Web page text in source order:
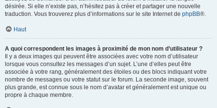
désirée. Si elle n’existe pas, n’hésitez pas à créer et partager une nouvelle
traduction. Vous trouverez plus d’informations sur le site Internet de phpBB®.
Haut
A quoi correspondent les images à proximité de mon nom d’utilisateur ?
Il y a deux images qui peuvent être associées avec votre nom d’utilisateur
lorsque vous consultez les messages d’un sujet. L’une d’elles peut être
associée à votre rang, généralement des étoiles ou des blocs indiquant votre
nombre de messages ou votre statut sur le forum. La seconde image, souvent
plus grande, est connue sous le nom d’avatar et généralement est unique ou
propre à chaque membre.